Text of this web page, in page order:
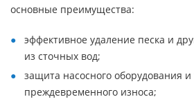
основные преимущества:
эффективное удаление песка и
из сточных вод;
защита насосного оборудования
преждевременного износа;